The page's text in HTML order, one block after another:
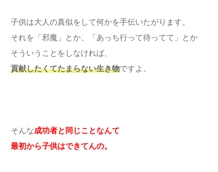
子供は大人の真似をして何かを手伝いたがります。
それを「邪魔」とか、「あっち行って待ってて」とか
そういうことをしなければ、
貢献したくてたまらない生き物ですよ。
そんな成功者と同じことなんて
最初から子供はできてんの。